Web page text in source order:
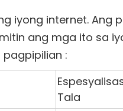
iyong internet. Ang
ang mga ito sa
:
Tala